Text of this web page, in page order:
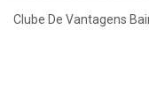
Clube De Vantagens